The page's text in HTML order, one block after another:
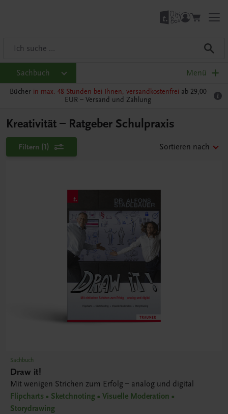
Sachbuch Menü
Bücher in max. 48 Stunden bei Ihnen, versandkostenfrei ab 29,00
EUR – Versand und Zahlung
Kreativität – Ratgeber Schulpraxis
Filtern (1) Sortieren nach
Sachbuch
Draw it!
Mit wenigen Strichen zum Erfolg – analog und digital
Flipcharts • Sketchnoting • Visuelle Moderation •
Storydrawing